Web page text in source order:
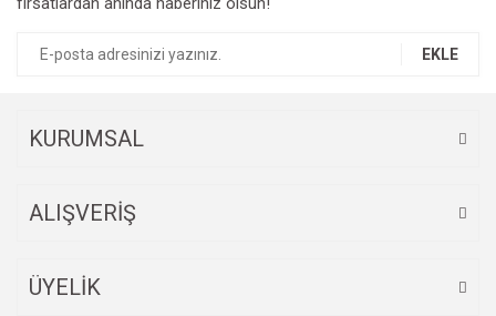
EKLE
KURUMSAL
ALIŞVERİŞ
ÜYELİK